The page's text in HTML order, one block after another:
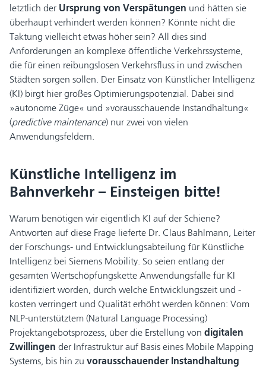
letztlich der Ursprung von Verspätungen und hätten sie
überhaupt verhindert werden können? Könnte nicht die
Taktung vielleicht etwas höher sein? All dies sind
Anforderungen an komplexe öffentliche Verkehrssysteme,
die für einen reibungslosen Verkehrsfluss in und zwischen
Städten sorgen sollen. Der Einsatz von Künstlicher Intelligenz
(KI) birgt hier großes Optimierungspotenzial. Dabei sind
»autonome Züge« und »vorausschauende Instandhaltung«
(predictive maintenance) nur zwei von vielen
Anwendungsfeldern.
Künstliche Intelligenz im
Bahnverkehr – Einsteigen bitte!
Warum benötigen wir eigentlich KI auf der Schiene?
Antworten auf diese Frage lieferte Dr. Claus Bahlmann, Leiter
der Forschungs- und Entwicklungsabteilung für Künstliche
Intelligenz bei Siemens Mobility. So seien entlang der
gesamten Wertschöpfungskette Anwendungsfälle für KI
identifiziert worden, durch welche Entwicklungszeit und -
kosten verringert und Qualität erhöht werden können: Vom
NLP-unterstütztem (Natural Language Processing)
Projektangebotsprozess, über die Erstellung von digitalen
Zwillingen der Infrastruktur auf Basis eines Mobile Mapping
Systems, bis hin zu vorausschauender Instandhaltung